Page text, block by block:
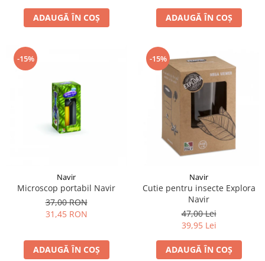
ADAUGĂ ÎN COȘ ADAUGĂ ÎN COȘ
-15%
Navir
Microscop portabil Navir
37,00 RON
31,45 RON
ADAUGĂ ÎN COȘ
-15%
Navir
Cutie pentru insecte Explora
Navir
47,00 Lei
39,95 Lei
ADAUGĂ ÎN COȘ